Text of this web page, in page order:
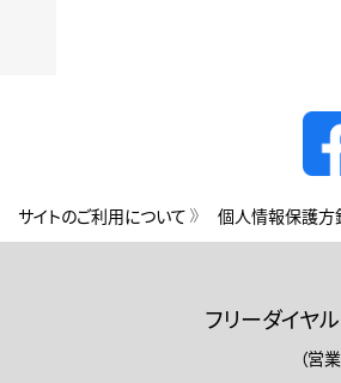
サイトのご利用について 個人情報保護方
フリーダイヤル
（営